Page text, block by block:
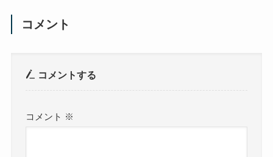
コメント
コメントする
コメント ※